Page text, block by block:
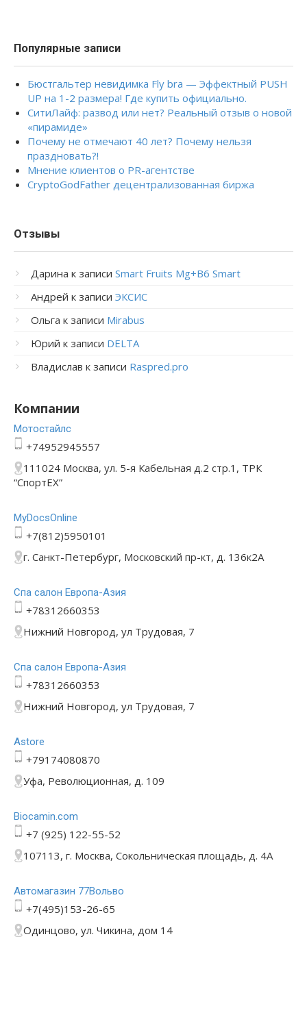
Популярные записи
Бюстгальтер невидимка Fly bra — Эффектный PUSH
UP на 1-2 размера! Где купить официально.
СитиЛайф: развод или нет? Реальный отзыв о новой
«пирамиде»
Почему не отмечают 40 лет? Почему нельзя
праздновать?!
Мнение клиентов о PR-агентстве
CryptoGodFather децентрализованная биржа
Отзывы
Дарина к записи Smart Fruits Mg+B6 Smart
Андрей к записи ЭКСИС
Ольга к записи Mirabus
Юрий к записи DELTA
Владислав к записи Raspred.pro
Компании
Мотостайлс
+74952945557
111024 Москва, ул. 5-я Кабельная д.2 стр.1, ТРК
“СпортЕХ”
MyDocsOnline
+7(812)5950101
г. Санкт-Петербург, Московский пр-кт, д. 136к2А
Спа салон Европа-Азия
+78312660353
Нижний Новгород, ул Трудовая, 7
Спа салон Европа-Азия
+78312660353
Нижний Новгород, ул Трудовая, 7
Astore
+79174080870
Уфа, Революционная, д. 109
Bioсamin.com
+7 (925) 122-55-52
107113, г. Москва, Сокольническая площадь, д. 4А
Автомагазин 77Вольво
+7(495)153-26-65
Одинцово, ул. Чикина, дом 14